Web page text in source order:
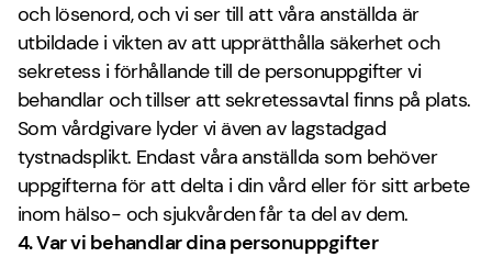
och lösenord, och vi ser till att våra anställda är
utbildade i vikten av att upprätthålla säkerhet och
sekretess i förhållande till de personuppgifter vi
behandlar och tillser att sekretessavtal finns på plats.
Som vårdgivare lyder vi även av lagstadgad
tystnadsplikt. Endast våra anställda som behöver
uppgifterna för att delta i din vård eller för sitt arbete
inom hälso- och sjukvården får ta del av dem.
4. Var vi behandlar dina personuppgifter